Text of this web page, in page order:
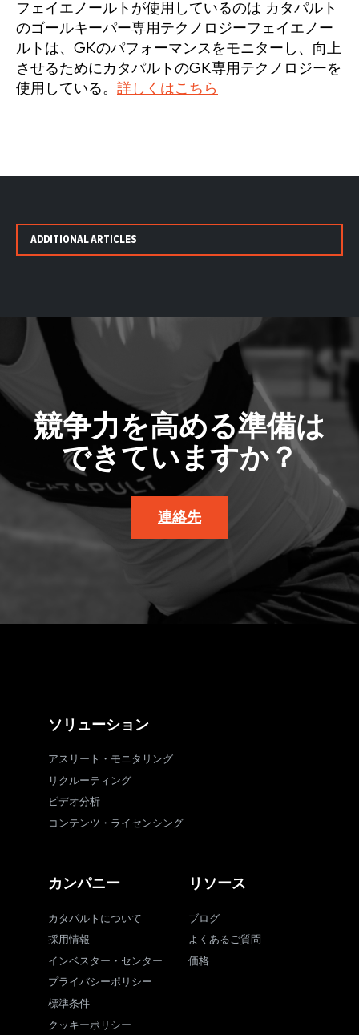
フェイエノールトが使用しているのは カタパルト
のゴールキーパー専用テクノロジーフェイエノー
ルトは、GKのパフォーマンスをモニターし、向上
させるためにカタパルトのGK専用テクノロジーを
使用している。 詳しくはこちら
ADDITIONAL ARTICLES
競争力を高める準備は
できていますか？
連絡先
ソリューション
アスリート・モニタリング
リクルーティング
ビデオ分析
コンテンツ・ライセンシング
カンパニー
カタパルトについて
採用情報
インベスター・センター
プライバシーポリシー
標準条件
クッキーポリシー
リソース
ブログ
よくあるご質問
価格